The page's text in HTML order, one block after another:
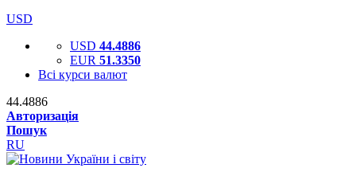
USD
USD 44.4886
EUR 51.3350
Всі курси валют
44.4886
Авторизація
Пошук
RU